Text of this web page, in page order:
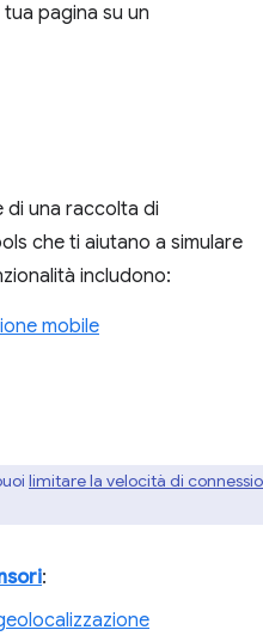
pagina su un
di una raccolta di
che ti aiutano a simulare
includono:
mobile
limitare la velocità di
: